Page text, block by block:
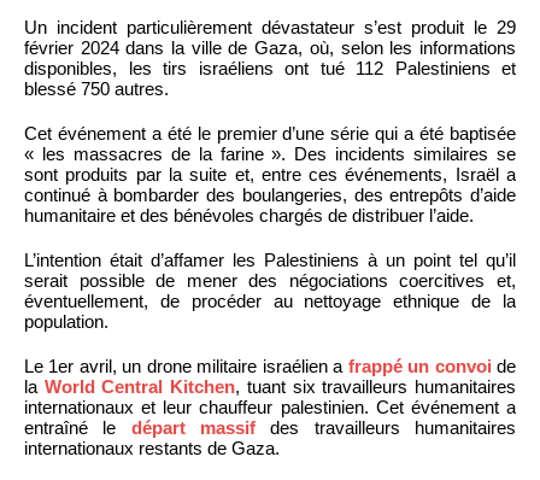
Un incident particulièrement dévastateur s’est produit le 29
février 2024 dans la ville de Gaza, où, selon les informations
disponibles, les tirs israéliens ont tué 112 Palestiniens et
blessé 750 autres.
Cet événement a été le premier d’une série qui a été baptisée
« les massacres de la farine ». Des incidents similaires se
sont produits par la suite et, entre ces événements, Israël a
continué à bombarder des boulangeries, des entrepôts d’aide
humanitaire et des bénévoles chargés de distribuer l’aide.
L’intention était d’affamer les Palestiniens à un point tel qu’il
serait possible de mener des négociations coercitives et,
éventuellement, de procéder au nettoyage ethnique de la
population.
Le 1er avril, un drone militaire israélien a frappé un convoi de
la World Central Kitchen, tuant six travailleurs humanitaires
internationaux et leur chauffeur palestinien. Cet événement a
entraîné le départ massif des travailleurs humanitaires
internationaux restants de Gaza.